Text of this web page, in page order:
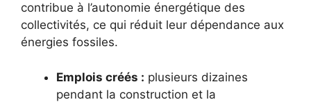
contribue à l’autonomie énergétique des
collectivités, ce qui réduit leur dépendance aux
énergies fossiles.
Emplois créés : plusieurs dizaines
pendant la construction et la